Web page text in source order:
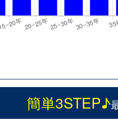
簡単3STEP♪